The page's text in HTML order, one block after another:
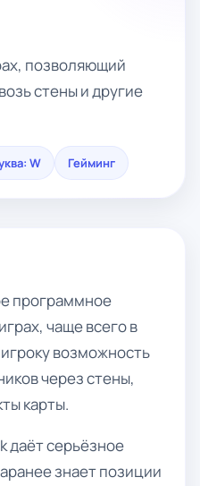
позволяющий
стены и другие
W Гейминг
программное
чаще всего в
возможность
через стены,
карты.
даёт серьёзное
знает позиции